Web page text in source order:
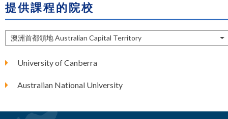
提供課程的院校
澳洲首都領地 Australian Capital Territory
University of Canberra
Australian National University